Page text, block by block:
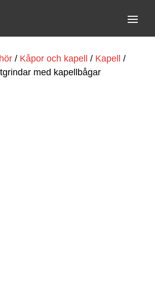
/ Kåpor och kapell / Kapell
/
med kapellbågar